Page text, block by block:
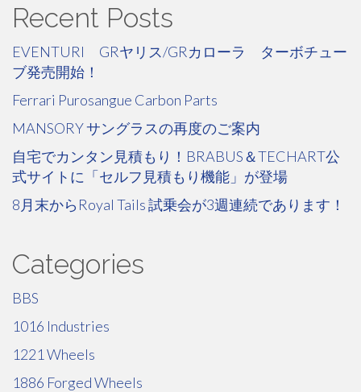
Recent Posts
EVENTURI GRヤリス/GRカローラ ターボチュー
ブ発売開始！
Ferrari Purosangue Carbon Parts
MANSORY サングラスの再度のご案内
自宅でカンタン見積もり！BRABUS＆TECHART公
式サイトに「セルフ見積もり機能」が登場
8月末からRoyal Tails 試乗会が3週連続であります！
Categories
BBS
1016 Industries
1221 Wheels
1886 Forged Wheels